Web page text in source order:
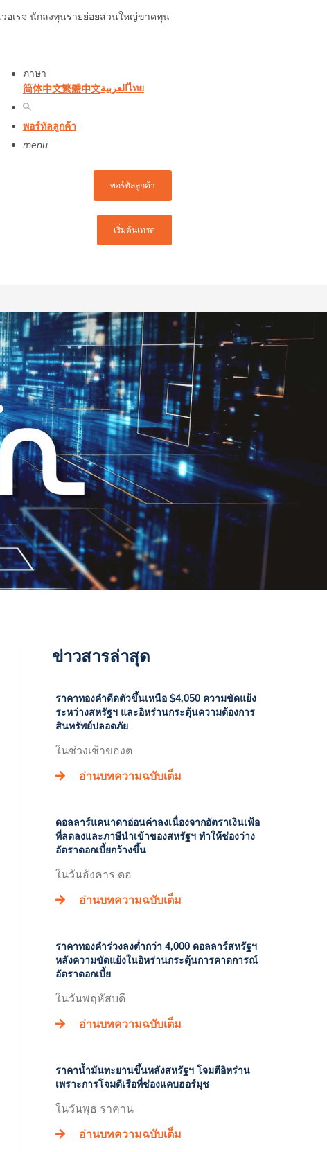
อเรจ นักลงทุนรายย่อยส่วนใหญ่ขาดทุน
ภาษา
简体中文繁體中文العربيةไทย
พอร์ทัลลูกค้า
menu
พอร์ทัลลูกค้า
เริ่มต้นเทรด
ข่าวสารล่าสุด
ราคาทองคำดีดตัวขึ้นเหนือ $4,050 ความขัดแย้ง
ระหว่างสหรัฐฯ และอิหร่านกระตุ้นความต้องการ
สินทรัพย์ปลอดภัย
ในช่วงเช้าของต
อ่านบทความฉบับเต็ม
ดอลลาร์แคนาดาอ่อนค่าลงเนื่องจากอัตราเงินเฟ้อ
ที่ลดลงและภาษีนำเข้าของสหรัฐฯ ทำให้ช่องว่าง
อัตราดอกเบี้ยกว้างขึ้น
ในวันอังคาร ดอ
อ่านบทความฉบับเต็ม
ราคาทองคำร่วงลงต่ำกว่า 4,000 ดอลลาร์สหรัฐฯ
หลังความขัดแย้งในอิหร่านกระตุ้นการคาดการณ์
อัตราดอกเบี้ย
ในวันพฤหัสบดี
อ่านบทความฉบับเต็ม
ราคาน้ำมันทะยานขึ้นหลังสหรัฐฯ โจมตีอิหร่าน
เพราะการโจมตีเรือที่ช่องแคบฮอร์มุช
ในวันพุธ ราคาน
อ่านบทความฉบับเต็ม